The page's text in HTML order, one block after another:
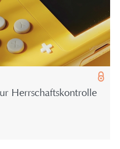
Herr­schafts­kon­trol­le